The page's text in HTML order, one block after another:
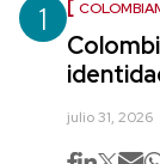
1
julio 31, 2026